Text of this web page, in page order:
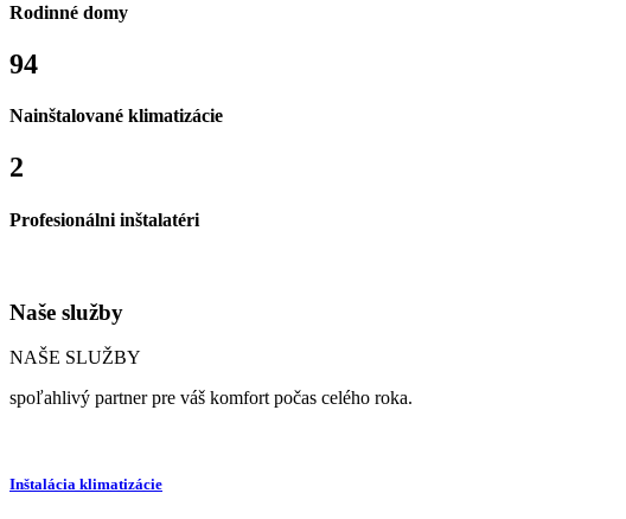
Rodinné domy
94
Nainštalované klimatizácie
2
Profesionálni inštalatéri
Naše služby
NAŠE SLUŽBY
spoľahlivý partner pre váš komfort počas celého roka.
Inštalácia klimatizácie